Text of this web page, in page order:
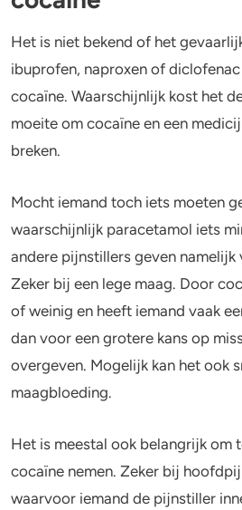
Het is niet bekend of het
ibuprofen, naproxen of
cocaïne. Waarschijnlijk kost het
moeite om cocaïne en een
breken.
Mocht iemand toch iets moeten
waarschijnlijk paracetamol iets
andere pijnstillers geven namelijk
Zeker bij een lege maag. Door
of weinig en heeft iemand vaak
dan voor een grotere kans op
overgeven. Mogelijk kan het ook
maagbloeding.
Het is meestal ook belangrijk om
cocaïne nemen. Zeker bij
waarvoor iemand de pijnstiller